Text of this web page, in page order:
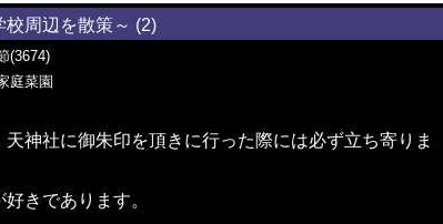
周辺を散策～ (2)
(3674)
庭菜園
神社に御朱印を頂きに行った際には必ず立ち寄りま
きであります。